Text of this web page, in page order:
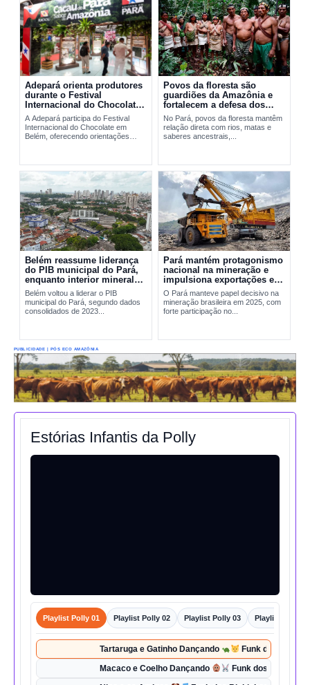
Adepará orienta produtores
durante o Festival
Internacional do Chocolate
em Belém
A Adepará participa do Festival
Internacional do Chocolate em
Belém, oferecendo orientações
Povos da floresta são
guardiões da Amazônia e
fortalecem a defesa dos
territórios no Pará
No Pará, povos da floresta mantêm
relação direta com rios, matas e
saberes ancestrais,...
Belém reassume liderança
do PIB municipal do Pará,
enquanto interior mineral
mantém peso decisivo na
economia
Belém voltou a liderar o PIB
municipal do Pará, segundo dados
consolidados de 2023...
Pará mantém protagonismo
nacional na mineração e
impulsiona exportações em
2025
O Pará manteve papel decisivo na
mineração brasileira em 2025, com
forte participação no...
PUBLICIDADE | PÓS ECO AMAZÔNIA
Estórias Infantis da Polly
Playlist Polly 01 Playlist Polly 02 Playlist Polly 03 Playlist Polly
Tartaruga e Gatinho Dançando Funk dos
Macaco e Coelho Dançando Funk dos